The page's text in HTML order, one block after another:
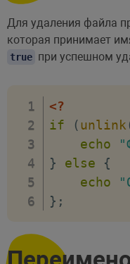
Для удаления файла
которая принимает
true при успешном
<?
if
(unlink
echo
}
else
{
echo
} ;